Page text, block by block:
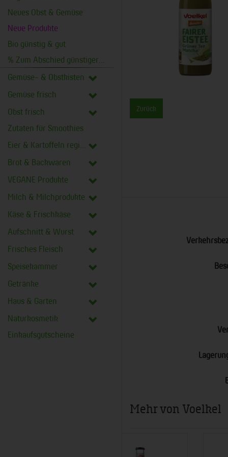
Neues Obst & Gemüse
Neue Produkte
Bio günstig & gut
Gemüse- & Obstkisten
Gemüse frisch
Obst frisch
Zutaten für Smoothies
Eier & Kartoffeln regional
Brot & Backwaren
VEGANE Produkte
Milch & Milchprodukte
Käse & Frischkäse
Aufschnitt & Wurst
Frisches Fleisch
Speisekammer
Getränke
Haus & Garten
Naturkosmetik
Einkaufsgutscheine
Zurück
Mehr von Voelkel